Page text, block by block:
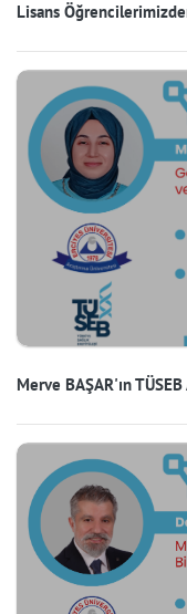
Lisans
Merve BAŞAR'ın TÜSEB